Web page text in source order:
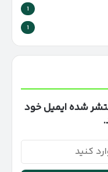
1
1
شده ایمیل خود